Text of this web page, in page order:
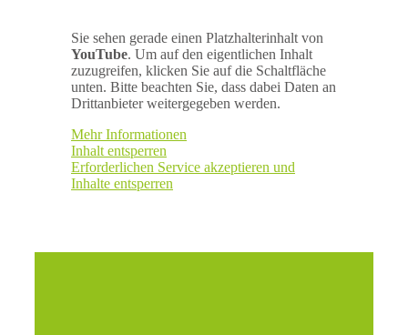
Sie sehen gerade einen Platzhalterinhalt von
YouTube. Um auf den eigentlichen Inhalt
zuzugreifen, klicken Sie auf die Schaltfläche
unten. Bitte beachten Sie, dass dabei Daten an
Drittanbieter weitergegeben werden.
Mehr Informationen
Inhalt entsperren
Erforderlichen Service akzeptieren und
Inhalte entsperren